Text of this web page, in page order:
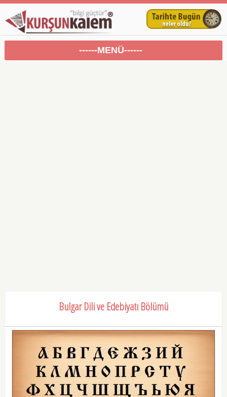
------MENÜ------
Bulgar Dili ve Edebiyatı Bölümü